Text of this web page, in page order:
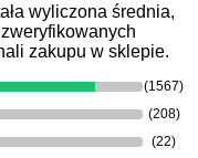
wyliczona średnia,
zakupu w sklepie.
(1567)
(208)
(22)